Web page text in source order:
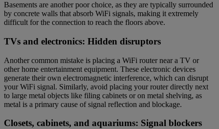
Basements are another poor choice, as they are typically surrounded
by concrete walls that absorb WiFi signals, making it extremely
difficult for the connection to reach the floors above.
TVs and electronics: Hidden disruptors
Another common mistake is placing a WiFi router near a TV or
other home entertainment equipment. These electronic devices
generate their own electromagnetic interference, which can disrupt
your WiFi signal. Similarly, avoid placing your router directly next
to large metal objects like filing cabinets or on metal shelving, as
metal is a primary cause of signal reflection and blockage.
Closets, cabinets, and aquariums: Signal blockers